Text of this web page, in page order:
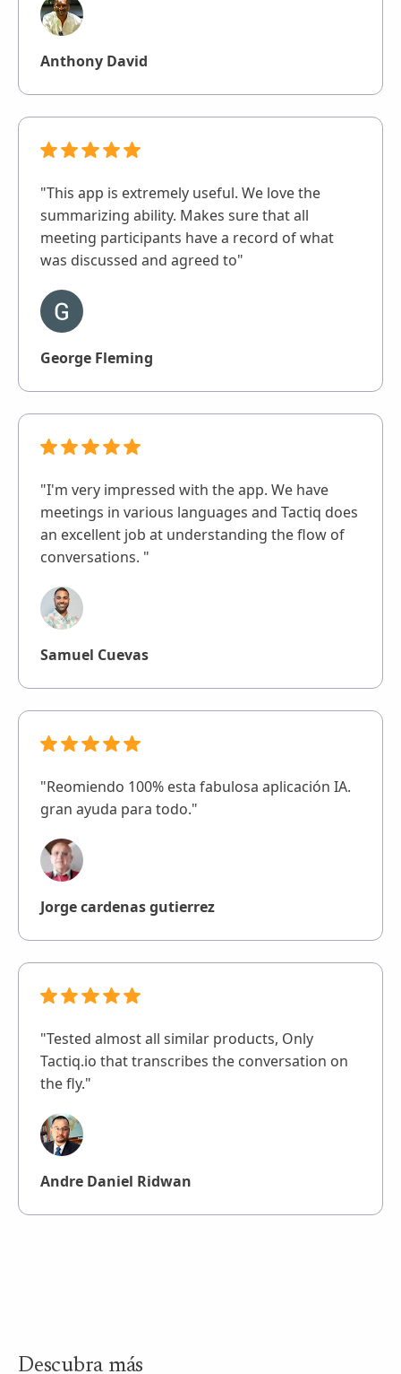
Anthony David
"This app is extremely useful. We love the
summarizing ability. Makes sure that all
meeting participants have a record of what
was discussed and agreed to"
George Fleming
"I'm very impressed with the app. We have
meetings in various languages and Tactiq does
an excellent job at understanding the flow of
conversations. "
Samuel Cuevas
"Reomiendo 100% esta fabulosa aplicación IA.
gran ayuda para todo."
Jorge cardenas gutierrez
"Tested almost all similar products, Only
Tactiq.io that transcribes the conversation on
the fly."
Andre Daniel Ridwan
Descubra más